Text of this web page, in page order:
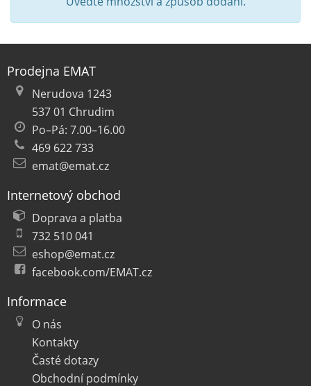
Prodejna EMAT
Nerudova 1243
537 01 Chrudim
Po–Pá: 7.00–16.00
469 622 733
emat@emat.cz
Internetový obchod
Doprava a platba
732 510 041
eshop@emat.cz
facebook.com/EMAT.cz
Informace
O nás
Kontakty
Časté dotazy
Obchodní podmínky